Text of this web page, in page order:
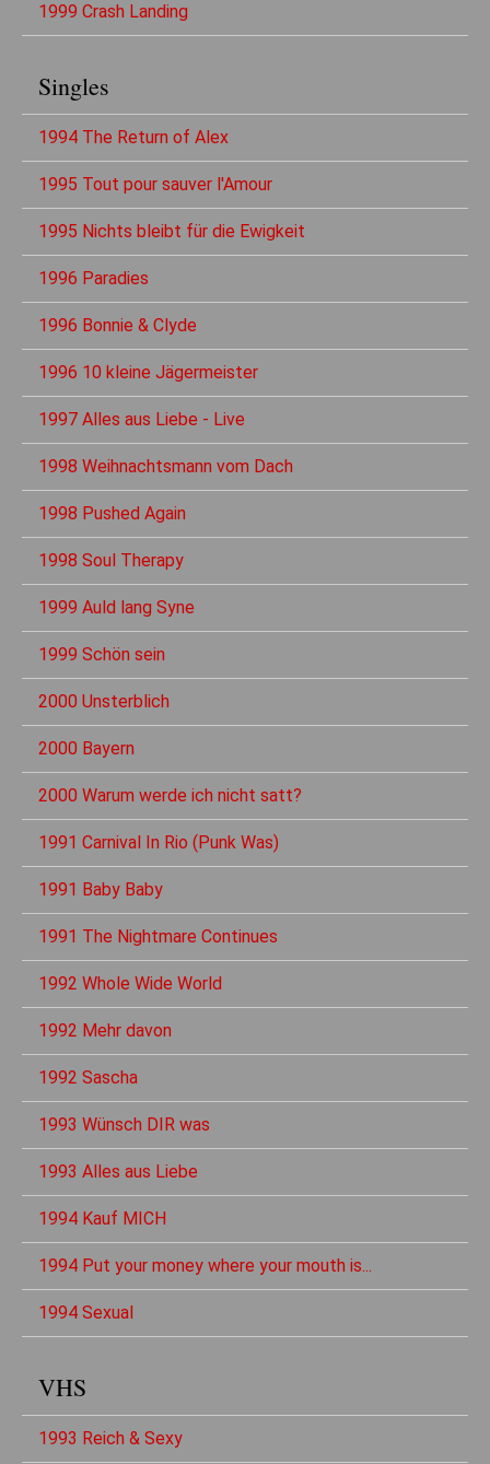
1999 Crash Landing
Singles
1994 The Return of Alex
1995 Tout pour sauver l'Amour
1995 Nichts bleibt für die Ewigkeit
1996 Paradies
1996 Bonnie & Clyde
1996 10 kleine Jägermeister
1997 Alles aus Liebe - Live
1998 Weihnachtsmann vom Dach
1998 Pushed Again
1998 Soul Therapy
1999 Auld lang Syne
1999 Schön sein
2000 Unsterblich
2000 Bayern
2000 Warum werde ich nicht satt?
1991 Carnival In Rio (Punk Was)
1991 Baby Baby
1991 The Nightmare Continues
1992 Whole Wide World
1992 Mehr davon
1992 Sascha
1993 Wünsch DIR was
1993 Alles aus Liebe
1994 Kauf MICH
1994 Put your money where your mouth is...
1994 Sexual
VHS
1993 Reich & Sexy